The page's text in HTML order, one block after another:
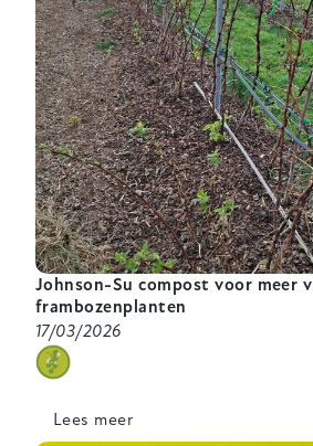
voor
2026
in
het
Composthora
project?
Johnson-Su compost voor meer
frambozenplanten
17/03/2026
categorie
Lees meer